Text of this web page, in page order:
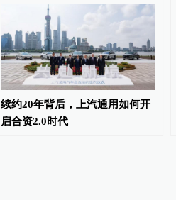
续约20年背后，上汽通用如何开
启合资2.0时代